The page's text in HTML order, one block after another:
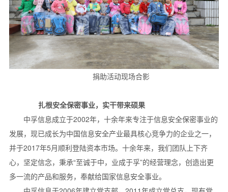
捐助活动现场合影
扎根安全保密事业，实干带来硕果
中孚信息成立于2002年，十余年来专注于信息安全保密事业的
发展，现已成长为中国信息安全产业最具核心竞争力的企业之一，
并于2017年5月顺利登陆资本市场。十余年来，我们团队上下齐
心，坚定信念，秉承“至诚于中，业成于孚”的经营理念，创造出更
多一流的产品和服务，奉献给国家信息安全事业。